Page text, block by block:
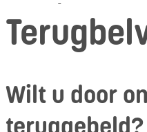
Wilt u door